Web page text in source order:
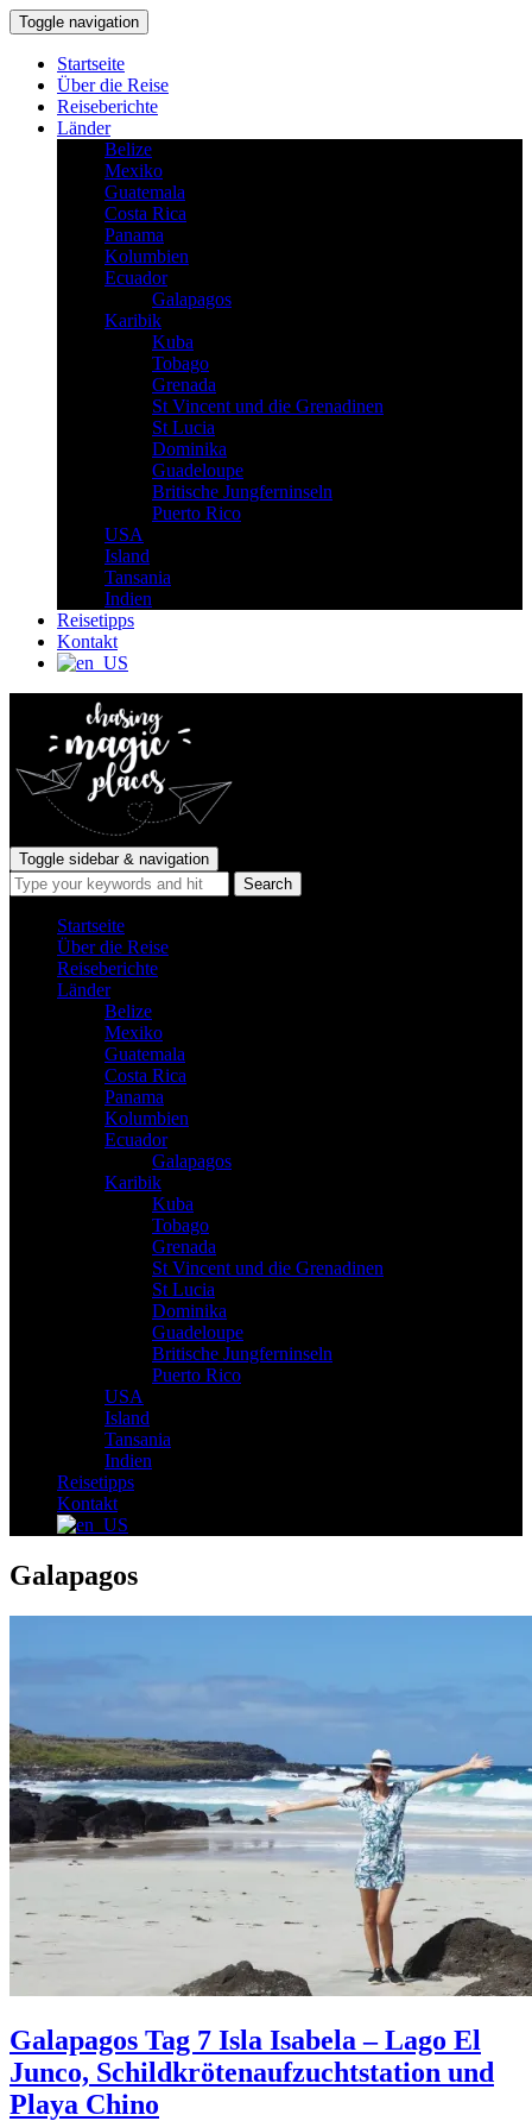
Toggle navigation
Startseite
Über die Reise
Reiseberichte
Länder
Belize
Mexiko
Guatemala
Costa Rica
Panama
Kolumbien
Ecuador
Galapagos
Karibik
Kuba
Tobago
Grenada
St Vincent und die Grenadinen
St Lucia
Dominika
Guadeloupe
Britische Jungferninseln
Puerto Rico
USA
Island
Tansania
Indien
Reisetipps
Kontakt
Toggle sidebar & navigation
Startseite
Über die Reise
Reiseberichte
Länder
Belize
Mexiko
Guatemala
Costa Rica
Panama
Kolumbien
Ecuador
Galapagos
Karibik
Kuba
Tobago
Grenada
St Vincent und die Grenadinen
St Lucia
Dominika
Guadeloupe
Britische Jungferninseln
Puerto Rico
USA
Island
Tansania
Indien
Reisetipps
Kontakt
Galapagos
Galapagos Tag 7 Isla Isabela – Lago El
Junco, Schildkrötenaufzuchtstation und
Playa Chino